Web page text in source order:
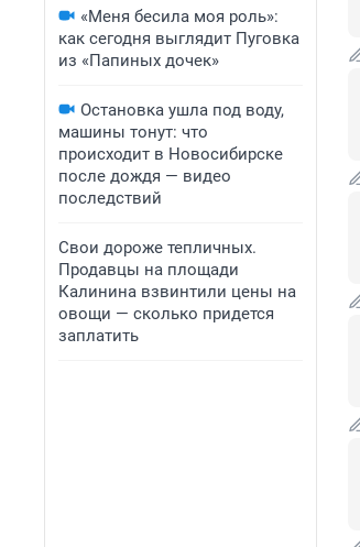
«Меня бесила моя роль»:
как сегодня выглядит Пуговка
из «Папиных дочек»
Остановка ушла под воду,
машины тонут: что
происходит в Новосибирске
после дождя — видео
последствий
Свои дороже тепличных.
Продавцы на площади
Калинина взвинтили цены на
овощи — сколько придется
заплатить